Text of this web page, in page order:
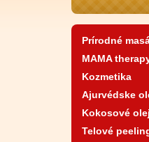
Prírodné
MAMA
Kozmetika
Ajurvédske
Kokosové
Telové